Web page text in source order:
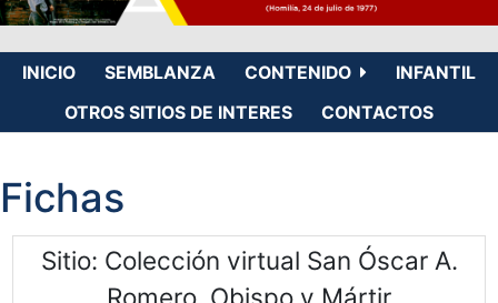
INICIO SEMBLANZA CONTENIDO
INFANTIL
OTROS SITIOS DE INTERES
CONTACTOS
Fichas
Sitio Colección virtual San Óscar A.